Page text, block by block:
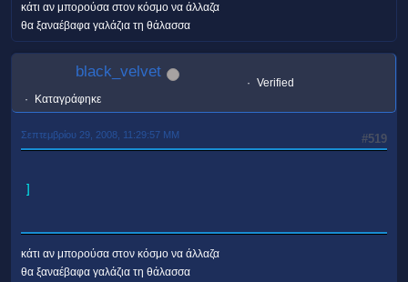
κάτι αν μπορούσα στον κόσμο να άλλαζα
θα ξαναέβαφα γαλάζια τη θάλασσα
black_velvet
Verified
Καταγράφηκε
#519
Σεπτεμβρίου 29, 2008, 11:29:57 ΜΜ
]
κάτι αν μπορούσα στον κόσμο να άλλαζα
θα ξαναέβαφα γαλάζια τη θάλασσα